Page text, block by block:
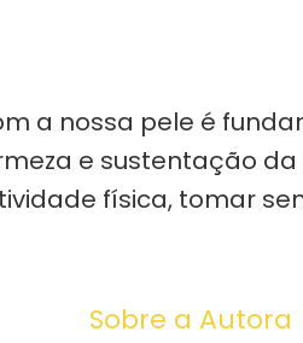
a nossa pele é
e sustentação
física, tomar
Sobre a Autora